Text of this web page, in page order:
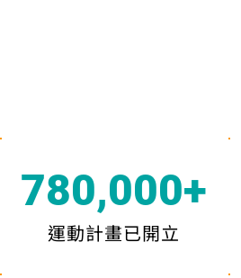
​780,000+
運動計畫已開立